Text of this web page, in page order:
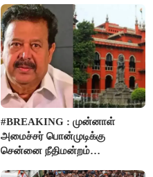
#BREAKING : முன்னாள்
அமைச்சர் பொன்முடிக்கு
சென்னை நீதிமன்றம்